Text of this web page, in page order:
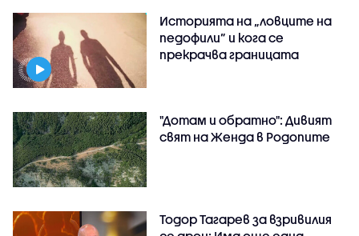
Историята на „ловците на
педофили” и кога се
прекрачва границата
"Дотам и обратно": Дивият
свят на Женда в Родопите
Тодор Тагарев за взривилия